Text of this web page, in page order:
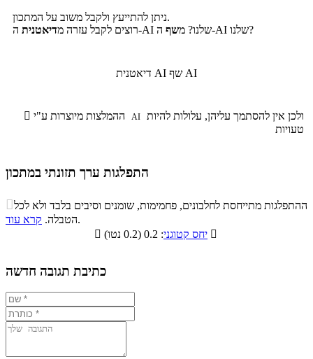
ניתן להתייעץ ולקבל משוב על המתכון.
רוצים לקבל עזרה מדיאטנית ה-AI שלנו? משף ה-AI שלנו?
דיאטנית AI שף AI
 AI
טעויות
התפלגות ערך תזונתי במתכון
התפלגות ערך תזונתי במתכון
סיבים
תזונתיים
שומנים חלבונים
29.6% 52.8%
ההתפלגות מתייחסת לחלבונים, פחמימות, שומנים וסיבים בלבד ולא לכל
הטבלה. קרא עוד
.

יחס קטוגני 
כתיבת תגובה חדשה